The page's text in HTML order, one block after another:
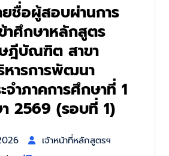
ยชื่อผู้สอบผ่านการ
าศึกษาหลักสูตร
ฎีบัณฑิต สาขา
หารการพัฒนา
ำภาคการศึกษาที่ 1
2569 (รอบที่ 1)
เจ้าหน้าที่หลักสูตรฯ